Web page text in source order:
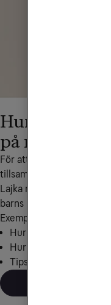
Hur ofta
på nätet?
För att hitta sätt att
tillsammans med
Lajka med föräldrasajt
barns liv på nätet.
Exempel på aktuella
Hur involverad i barns
Hur ser barnens
Tips på frågor att ställa